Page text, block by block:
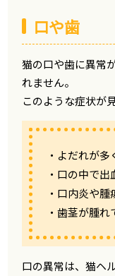
口や歯
猫の口や歯に異常
れません。
このような症状が
・よだれが
・口の中で出
・口内炎や
・歯茎が腫れ
口の異常は、猫ヘ